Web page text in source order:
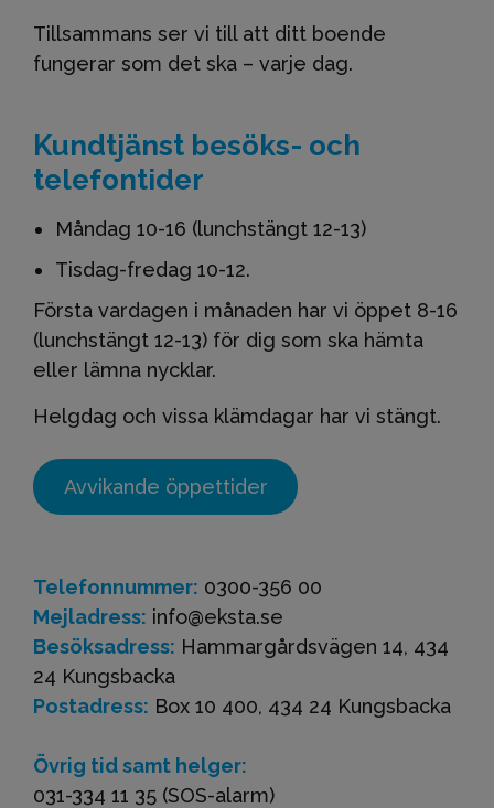
Tillsammans ser vi till att ditt boende
fungerar som det ska – varje dag.
Kundtjänst besöks- och
telefontider
Måndag 10-16 (lunchstängt 12-13)
Tisdag-fredag 10-12.
Första vardagen i månaden har vi öppet 8-16
(lunchstängt 12-13) för dig som ska hämta
eller lämna nycklar.
Helgdag och vissa klämdagar har vi stängt.
Avvikande öppettider
Telefonnummer: 0300-356 00
Mejladress: info@eksta.se
Besöksadress: Hammargårdsvägen 14, 434
24 Kungsbacka
Postadress: Box 10 400, 434 24 Kungsbacka
Övrig tid samt helger:
031-334 11 35 (SOS-alarm)